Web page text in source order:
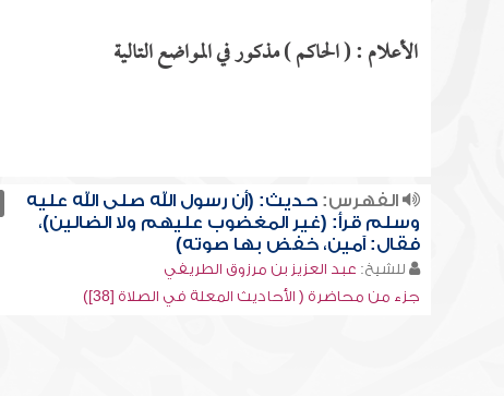
الأعلام : ( الحاكم ) مذكور في المواضع التالية
الفهرس:حديث: (أن رسول الله صلى الله عليه
وسلم قرأ: (غير المغضوب عليهم ولا الضالين)،
فقال: آمين، خفض بها صوته)
للشيخ: عبد العزيز بن مرزوق الطريفي
جزء من محاضرة ( الأحاديث المعلة في الصلاة [38])